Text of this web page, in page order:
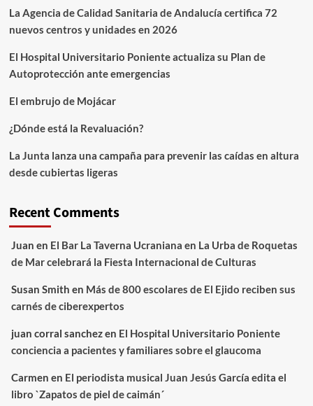
La Agencia de Calidad Sanitaria de Andalucía certifica 72
nuevos centros y unidades en 2026
El Hospital Universitario Poniente actualiza su Plan de
Autoprotección ante emergencias
El embrujo de Mojácar
¿Dónde está la Revaluación?
La Junta lanza una campaña para prevenir las caídas en altura
desde cubiertas ligeras
Recent Comments
Juan en El Bar La Taverna Ucraniana en La Urba de Roquetas
de Mar celebrará la Fiesta Internacional de Culturas
Susan Smith en Más de 800 escolares de El Ejido reciben sus
carnés de ciberexpertos
juan corral sanchezen El Hospital Universitario Poniente
conciencia a pacientes y familiares sobre el glaucoma
Carmen en El periodista musical Juan Jesús García edita el
libro `Zapatos de piel de caimán´